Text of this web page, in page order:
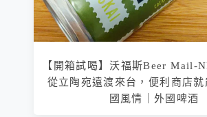
【開箱試喝】沃福斯Beer Mail-
從立陶宛遠渡來台，便利商店就
國風情｜外國啤酒